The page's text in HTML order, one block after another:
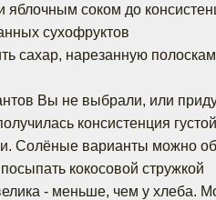
яблочным соком до
сухофруктов
сахар, нарезанную
Вы не выбрали, или
консистенция
Солёные варианты можно
кокосовой стружкой
- меньше, чем у хлеба.